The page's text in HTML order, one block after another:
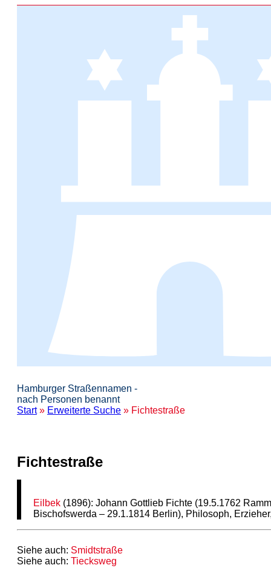
Hamburger Straßennamen -
nach Personen benannt
Start» Erweiterte Suche » Fichtestraße
Fichtestraße
Eilbek (1896): Johann Gottlieb Fichte (19.5.1762
Bischofswerda – 29.1.1814 Berlin), Philosoph,
Siehe auch: Smidtstraße
Siehe auch: Tiecksweg